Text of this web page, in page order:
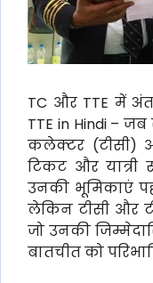
TC और TTE में
TTE in Hindi –
कलेक्टर (टीसी)
टिकट और यात्री
उनकी भूमिकाएं
लेकिन टीसी और
जो उनकी
बातचीत को